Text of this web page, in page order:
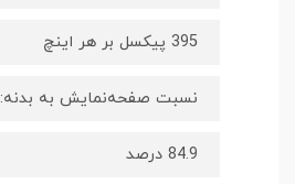
395 پیکسل بر هر اینچ
نسبت صفحه‌نمایش به بدنه:
84.9 درصد